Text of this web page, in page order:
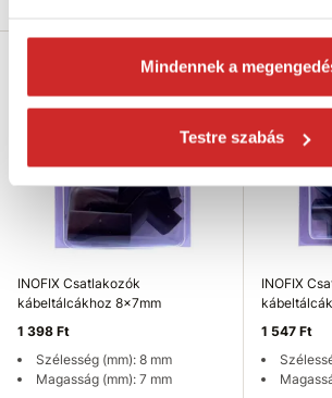
Mindennek a
Testre szabás
INOFIX Csatlakozók
kábeltálcákhoz 8x7mm
1 398 Ft
Szélesség (mm): 8 mm
Magasság (mm): 7 mm
INOFIX
1 547 Ft